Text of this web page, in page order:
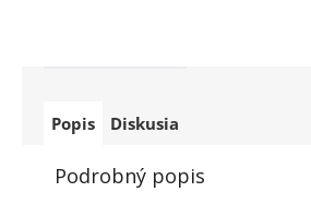
Popis Diskusia
Podrobný popis